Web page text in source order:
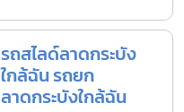
รถสไลด์ลาดกระบัง
ใกล้ฉัน รถยก
ลาดกระบังใกล้ฉัน